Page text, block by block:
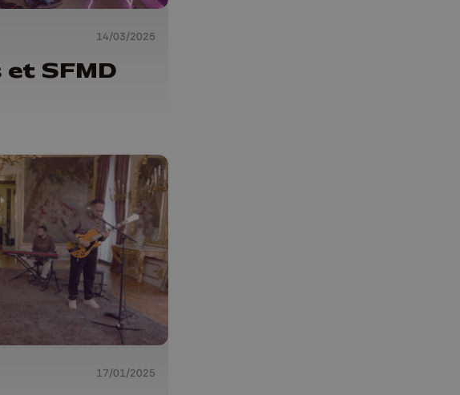
14/03/2025
et SFMD
17/01/2025